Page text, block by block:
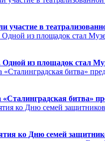
в
из площадок стал
битва»
ко Дню семей